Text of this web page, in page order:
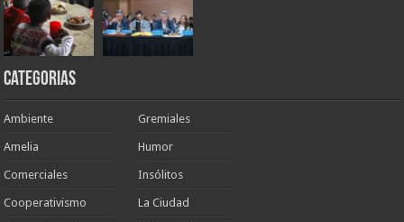
Categorias
Ambiente
Amelia
Comerciales
Cooperativismo
Gremiales
Humor
Insólitos
La Ciudad